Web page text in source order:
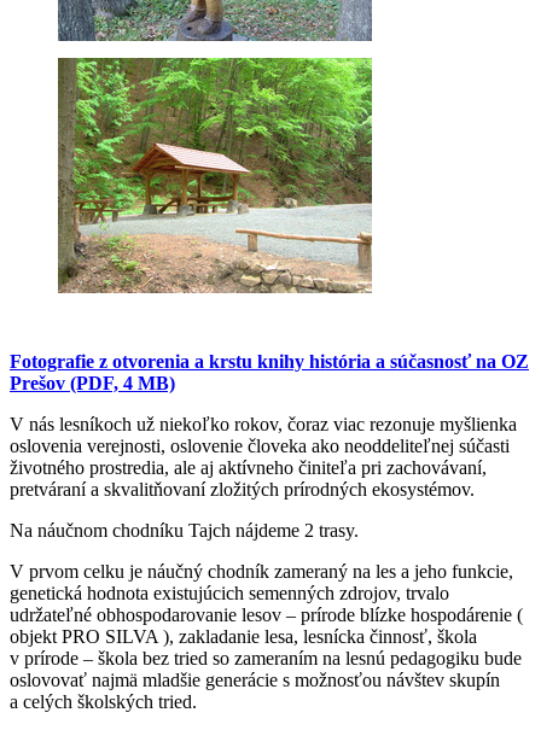
Fotografie z otvorenia a krstu knihy história a súčasnosť na OZ
Prešov (PDF, 4 MB)
V nás lesníkoch už niekoľko rokov, čoraz viac rezonuje myšlienka
oslovenia verejnosti, oslovenie človeka ako neoddeliteľnej súčasti
životného prostredia, ale aj aktívneho činiteľa pri zachovávaní,
pretváraní a skvalitňovaní zložitých prírodných ekosystémov.
Na náučnom chodníku Tajch nájdeme 2 trasy.
V prvom celku je náučný chodník zameraný na les a jeho funkcie,
genetická hodnota existujúcich semenných zdrojov, trvalo
udržateľné obhospodarovanie lesov – prírode blízke hospodárenie (
objekt PRO SILVA ), zakladanie lesa, lesnícka činnosť, škola
v prírode – škola bez tried so zameraním na lesnú pedagogiku bude
oslovovať najmä mladšie generácie s možnosťou návštev skupín
a celých školských tried.